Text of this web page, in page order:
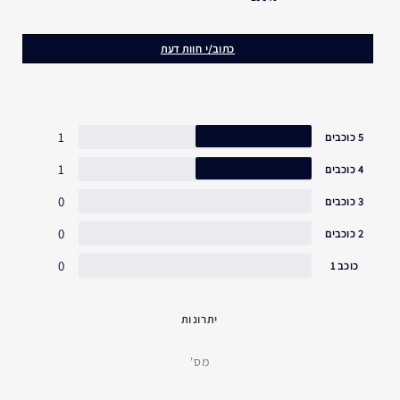
סרום משפר ריסים עם מברשת
עובדות על הפורמולה
נבדק אופטלמולוגית
נבדק דרמטולוגית
כתוב/י חוות דעת
5 כוכבים 1
4 כוכבים 1
3 כוכבים 0
2 כוכבים 0
כוכב 1 0
יתרונות
מס'